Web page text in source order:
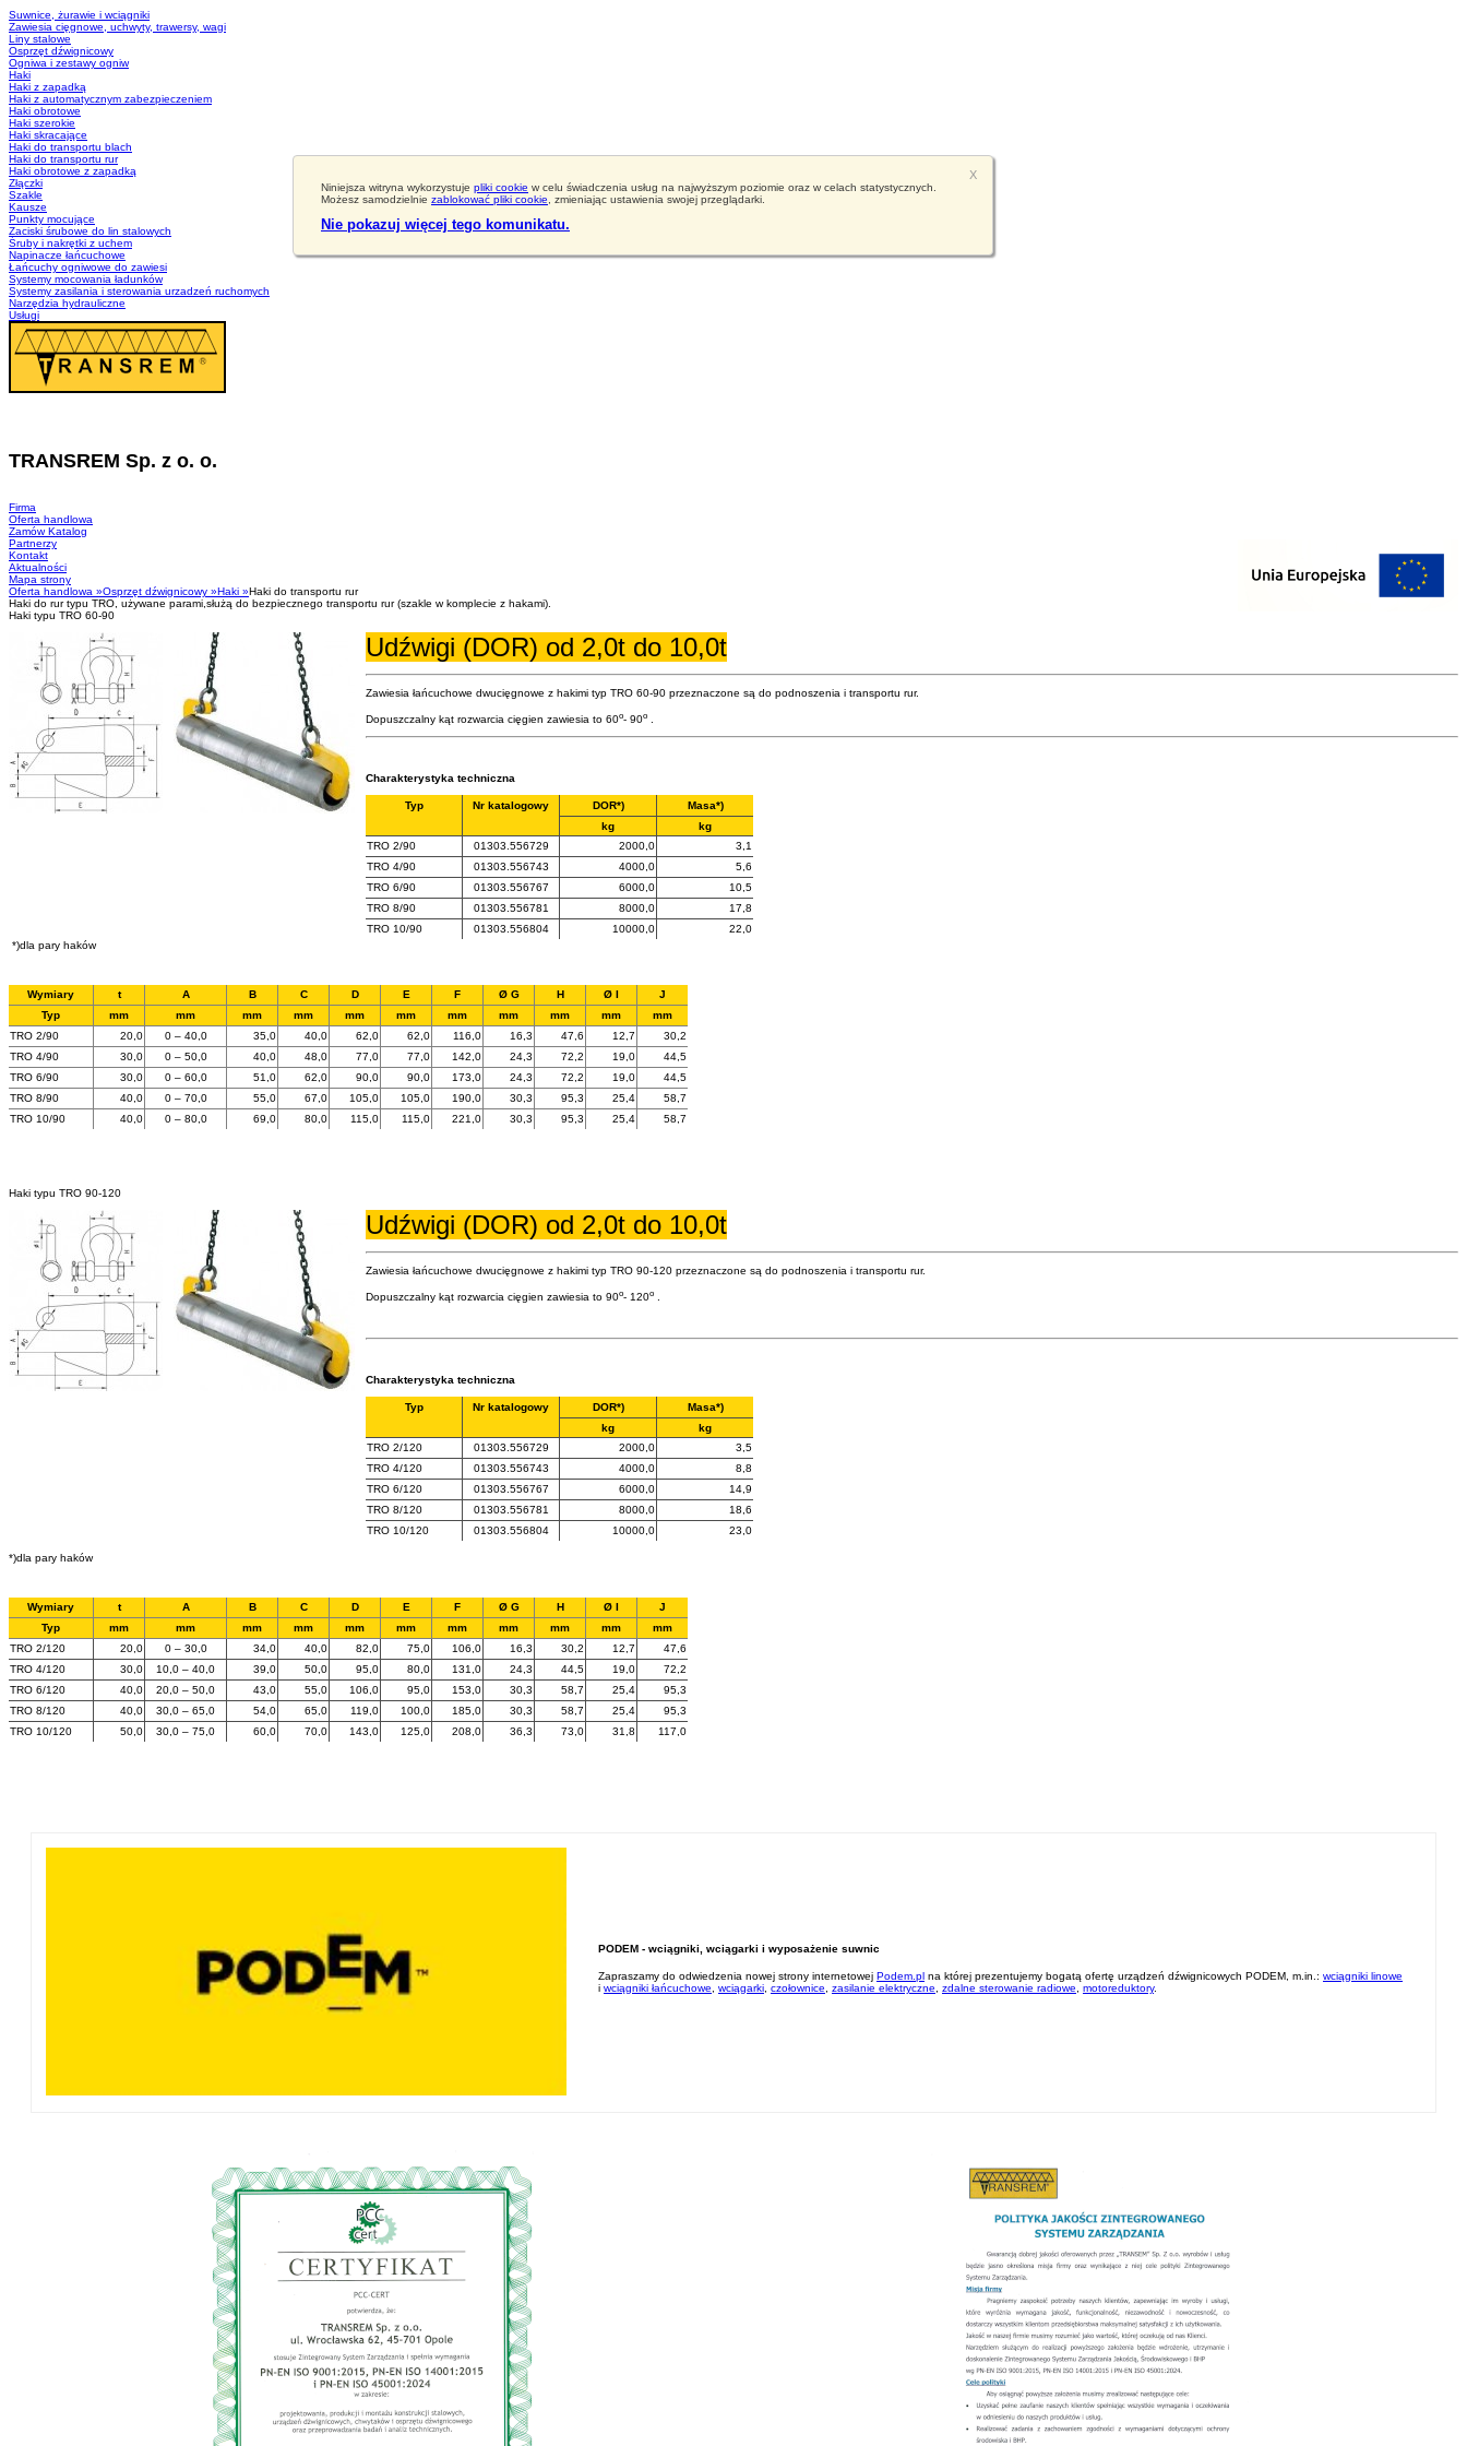
X
Niniejsza witryna wykorzystuje pliki cookie w celu świadczenia usług na najwyższym poziomie oraz w celach statystycznych.
Możesz samodzielnie zablokować pliki cookie, zmieniając ustawienia swojej przeglądarki.
Nie pokazuj więcej tego komunikatu.
Suwnice, żurawie i wciągniki
Zawiesia cięgnowe, uchwyty, trawersy, wagi
Liny stalowe
Osprzęt dźwignicowy
Ogniwa i zestawy ogniw
Haki
Haki z zapadką
Haki z automatycznym zabezpieczeniem
Haki obrotowe
Haki szerokie
Haki skracające
Haki do transportu blach
Haki do transportu rur
Haki obrotowe z zapadką
Złączki
Szakle
Kausze
Punkty mocujące
Zaciski śrubowe do lin stalowych
Śruby i nakrętki z uchem
Napinacze łańcuchowe
Łańcuchy ogniwowe do zawiesi
Systemy mocowania ładunków
Systemy zasilania i sterowania urzadzeń ruchomych
Narzędzia hydrauliczne
Usługi
TRANSREM Sp. z o. o.
Firma
Oferta handlowa
Zamów Katalog
Partnerzy
Kontakt
Aktualności
Mapa strony
Oferta handlowa »Osprzęt dźwignicowy »Haki »Haki do transportu rur
Haki do rur typu TRO, używane parami,służą do bezpiecznego transportu rur (szakle w komplecie z hakami).
Haki typu TRO 60-90
Udźwigi (DOR) od 2,0t do 10,0t
Zawiesia łańcuchowe dwucięgnowe z hakimi typ TRO 60-90 przeznaczone są do podnoszenia i transportu rur.
Dopuszczalny kąt rozwarcia cięgien zawiesia to 60o- 90o .
Charakterystyka techniczna
Typ Nr katalogowy DOR*)
Masa*)
kg
kg
TRO 2/90
01303.556729 2000,0
3,1
TRO 4/90
01303.556743 4000,0
5,6
TRO 6/90
01303.556767 6000,0
10,5
TRO 8/90
01303.556781 8000,0
17,8
TRO 10/90
01303.556804 10000,0
22,0
*)dla pary haków
Wymiary t A B C D E F Ø G H Ø I
J
Typ
mm mm mm mm mm mm mm mm mm mm
mm
TRO 2/90
20,0 0 – 40,0 35,0 40,0 62,0 62,0 116,0 16,3 47,6 12,7
30,2
TRO 4/90
30,0 0 – 50,0 40,0 48,0 77,0 77,0 142,0 24,3 72,2 19,0
44,5
TRO 6/90
30,0 0 – 60,0 51,0 62,0 90,0 90,0 173,0 24,3 72,2 19,0
44,5
TRO 8/90
40,0 0 – 70,0 55,0 67,0 105,0 105,0 190,0 30,3 95,3 25,4
58,7
TRO 10/90
40,0 0 – 80,0 69,0 80,0 115,0 115,0 221,0 30,3 95,3 25,4 58,7
Haki typu TRO 90-120
Udźwigi (DOR) od 2,0t do 10,0t
Zawiesia łańcuchowe dwucięgnowe z hakimi typ TRO 90-120 przeznaczone są do podnoszenia i transportu rur.
Dopuszczalny kąt rozwarcia cięgien zawiesia to 90o- 120o .
Charakterystyka techniczna
Typ Nr katalogowy DOR*)
Masa*)
kg
kg
TRO 2/120
01303.556729 2000,0
3,5
TRO 4/120
01303.556743 4000,0
8,8
TRO 6/120
01303.556767 6000,0
14,9
TRO 8/120
01303.556781 8000,0
18,6
TRO 10/120
01303.556804 10000,0 23,0
*)dla pary haków
Wymiary t A B C D E F Ø G H Ø I
J
Typ
mm mm mm mm mm mm mm mm mm mm
mm
TRO 2/120
20,0 0 – 30,0 34,0 40,0 82,0 75,0 106,0 16,3 30,2 12,7
47,6
TRO 4/120
30,0 10,0 – 40,0 39,0 50,0 95,0 80,0 131,0 24,3 44,5 19,0
72,2
TRO 6/120
40,0 20,0 – 50,0 43,0 55,0 106,0 95,0 153,0 30,3 58,7 25,4
95,3
TRO 8/120
40,0 30,0 – 65,0 54,0 65,0 119,0 100,0 185,0 30,3 58,7 25,4
95,3
TRO 10/120
50,0 30,0 – 75,0 60,0 70,0 143,0 125,0 208,0 36,3 73,0 31,8 117,0
PODEM - wciągniki, wciągarki i wyposażenie suwnic
Zapraszamy do odwiedzenia nowej strony internetowej Podem.pl na której prezentujemy bogatą ofertę urządzeń dźwignicowych PODEM, m.in.: wciągniki linowe
i wciągniki łańcuchowe wciągarki czołownice zasilanie elektryczne zdalne sterowanie radiowe motoreduktory.